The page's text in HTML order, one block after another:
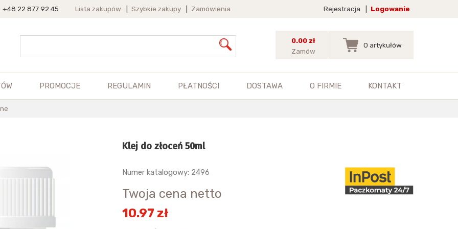
+48 22 877 92 45 Lista zakupów Szybkie zakupy Zamówienia Rejestracja Logowanie
0.00 zł
Zamów
0 artykułów
PROMOCJE REGULAMIN PŁATNOŚCI DOSTAWA O FIRMIE KONTAKT
Klej do złoceń 50ml
Numer katalogowy: 2496
Twoja cena netto
10.97 zł